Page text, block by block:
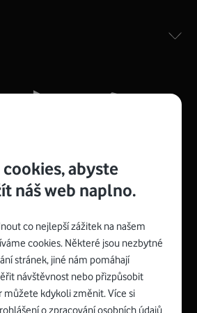
domácnost. Kompaktní rozměry 21
:
16 x 22 x 7,5 cm (včetně stojánku)
LAN porty a bezdrátové připojení Wi-
se s Vodafonem
abyste
náš web naplno.
co nejlepší zážitek na našem
cookies. Některé jsou nezbytné
stránek, jiné nám pomáhají
návštěvnost nebo přizpůsobit
můžete kdykoli změnit. Více si
o zpracování osobních údajů